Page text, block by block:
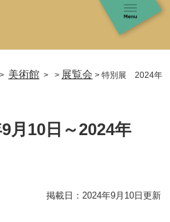
美術館 > 展覧会 > 特別展 2024年
10日～2024年
掲載日：2024年9月10日更新